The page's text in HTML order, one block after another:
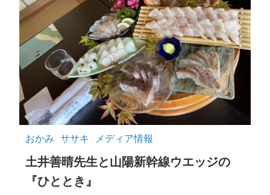
おかみ ササキ メディア情報
土井善晴先生と山陽新幹線ウエッジの
『ひととき』